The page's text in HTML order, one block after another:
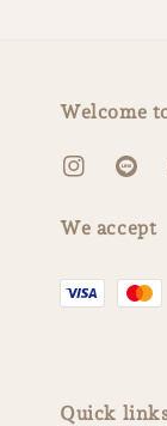
Welcome
We accept
Quick